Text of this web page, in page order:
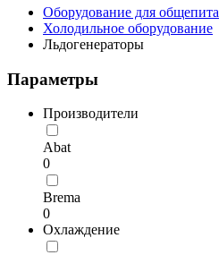
Оборудование для общепита
Холодильное оборудование
Льдогенераторы
Параметры
Производители
Abat
0
Brema
0
Охлаждение